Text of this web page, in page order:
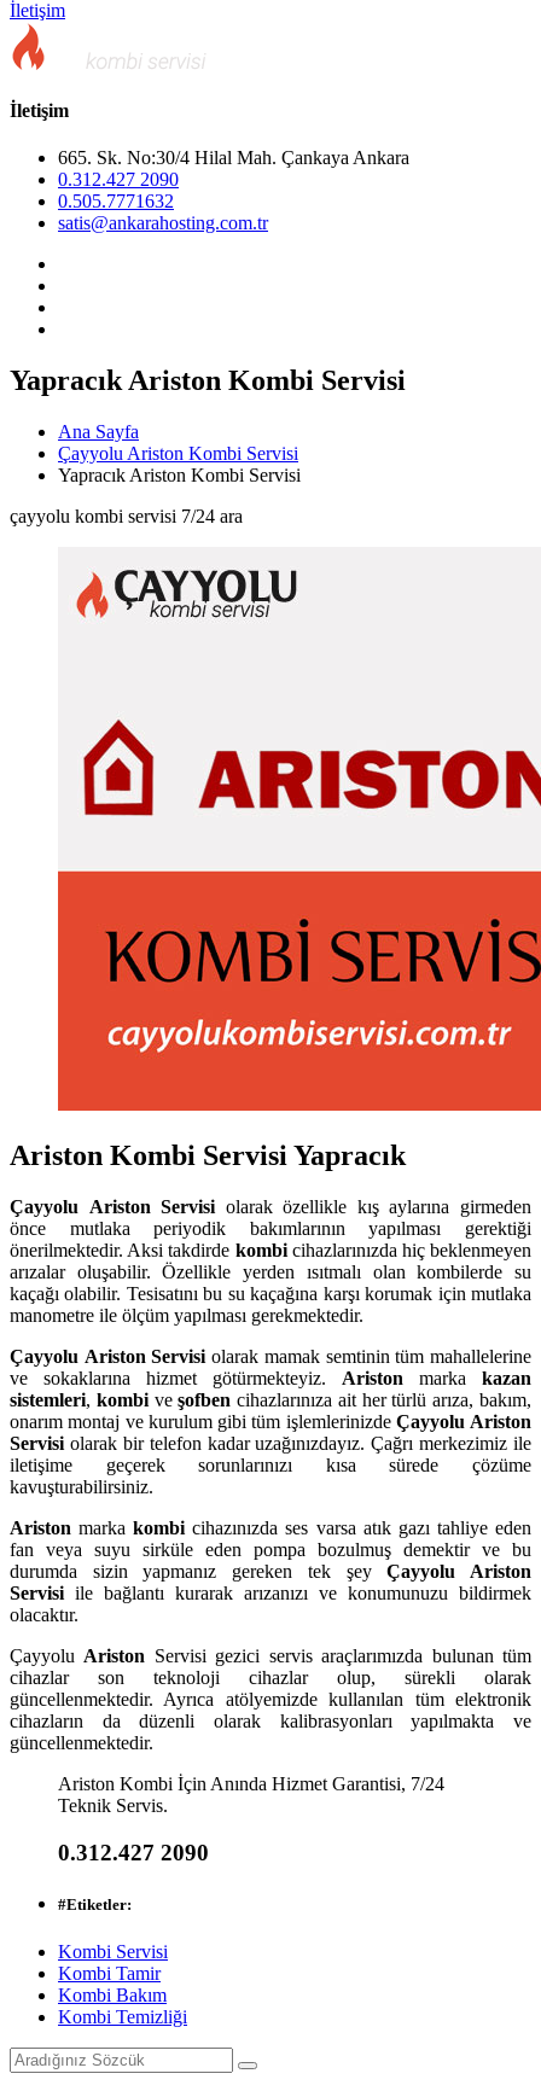
İletişim
İletişim
665. Sk. No:30/4 Hilal Mah. Çankaya Ankara
0.312.427 2090
0.505.7771632
satis@ankarahosting.com.tr
Yapracık Ariston Kombi Servisi
Ana Sayfa
Çayyolu Ariston Kombi Servisi
Yapracık Ariston Kombi Servisi
çayyolu kombi servisi 7/24 ara
Ariston Kombi Servisi Yapracık
Çayyolu Ariston Servisi olarak özellikle kış aylarına girmeden
önce mutlaka periyodik bakımlarının yapılması gerektiği
önerilmektedir. Aksi takdirde kombicihazlarınızda hiç beklenmeyen
arızalar oluşabilir. Özellikle yerden ısıtmalı olan kombilerde su
kaçağı olabilir. Tesisatını bu su kaçağına karşı korumak için mutlaka
manometre ile ölçüm yapılması gerekmektedir.
Çayyolu Ariston Servisiolarak mamak semtinin tüm mahallelerine
ve sokaklarına hizmet götürmekteyiz. Ariston marka kazan
sistemleri, kombi veşofben cihazlarınıza ait her türlü arıza, bakım,
onarım montaj ve kurulum gibi tüm işlemlerinizde Çayyolu Ariston
Servisi olarak bir telefon kadar uzağınızdayız. Çağrı merkezimiz ile
iletişime geçerek sorunlarınızı kısa sürede çözüme
kavuşturabilirsiniz.
Ariston markakombicihazınızda ses varsa atık gazı tahliye eden
fan veya suyu sirküle eden pompa bozulmuş demektir ve bu
durumda sizin yapmanız gereken tek şeyÇayyolu Ariston
Servisi ile bağlantı kurarak arızanızı ve konumunuzu bildirmek
olacaktır.
Çayyolu Ariston Servisi gezici servis araçlarımızda bulunan tüm
cihazlar son teknoloji cihazlar olup, sürekli olarak
güncellenmektedir. Ayrıca atölyemizde kullanılan tüm elektronik
cihazların da düzenli olarak kalibrasyonları yapılmakta ve
güncellenmektedir.
Ariston Kombi İçin Anında Hizmet Garantisi, 7/24
Teknik Servis.
0.312.427 2090
#Etiketler:
Kombi Servisi
Kombi Tamir
Kombi Bakım
Kombi Temizliği